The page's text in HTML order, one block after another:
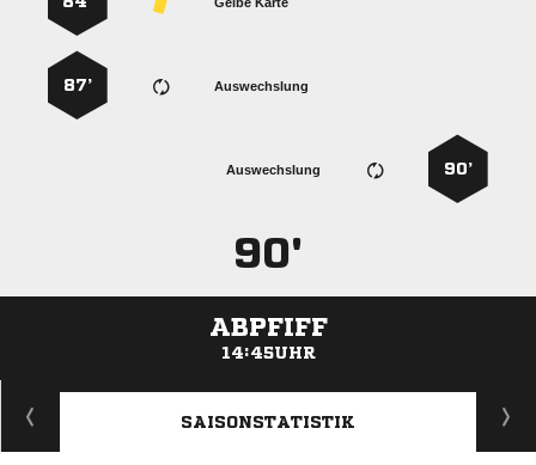
Auswechslung
87’
90’
Auswechslung
90'
ABPFIFF
14:45UHR
ANZEIGE
SAISONSTATISTIK